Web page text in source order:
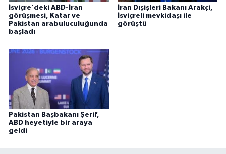
İsviçre'deki ABD-İran
görüşmesi, Katar ve
Pakistan arabuluculuğunda
başladı
İran Dışişleri Bakanı Arakçi,
İsviçreli mevkidaşı ile
görüştü
Pakistan Başbakanı Şerif,
ABD heyetiyle bir araya
geldi